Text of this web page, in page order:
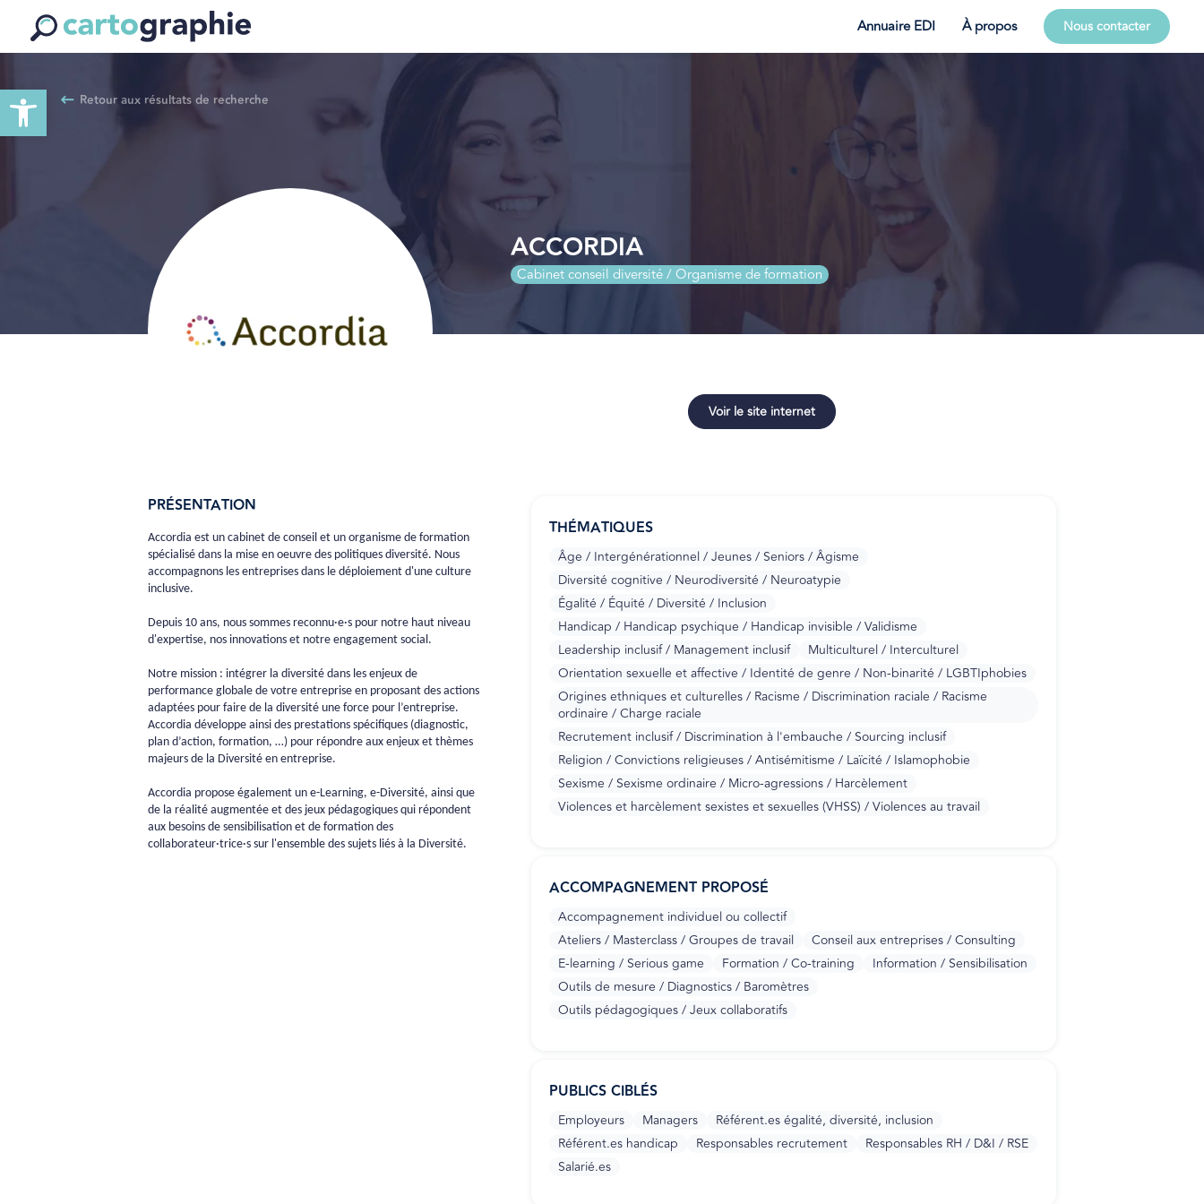
Ouvrir la barre d’outils
Annuaire EDI À propos Nous contacter
Retour aux résultats de recherche
ACCORDIA
Cabinet conseil diversité / Organisme de formation
Voir le site internet
PRÉSENTATION
Accordia est un cabinet de conseil et un organisme de formation
spécialisé dans la mise en oeuvre des politiques diversité. Nous
accompagnons les entreprises dans le déploiement d'une culture
inclusive.
Depuis 10 ans, nous sommes reconnu·e·s pour notre haut niveau
d'expertise, nos innovations et notre engagement social.
Notre mission : intégrer la diversité dans les enjeux de
performance globale de votre entreprise en proposant des actions
adaptées pour faire de la diversité une force pour l’entreprise.
Accordia développe ainsi des prestations spécifiques (diagnostic,
plan d’action, formation, …) pour répondre aux enjeux et thèmes
majeurs de la Diversité en entreprise.
Accordia propose également un e-Learning, e-Diversité, ainsi que
de la réalité augmentée et des jeux pédagogiques qui répondent
aux besoins de sensibilisation et de formation des
collaborateur·trice·s sur l'ensemble des sujets liés à la Diversité.
THÉMATIQUES
Âge / Intergénérationnel / Jeunes / Seniors / Âgisme
Diversité cognitive / Neurodiversité / Neuroatypie
Égalité / Équité / Diversité / Inclusion
Handicap / Handicap psychique / Handicap invisible / Validisme
Leadership inclusif / Management inclusif
Multiculturel / Interculturel
Orientation sexuelle et affective / Identité de genre / Non-binarité / LGBTIphobies
Origines ethniques et culturelles / Racisme / Discrimination raciale / Racisme
ordinaire / Charge raciale
Recrutement inclusif / Discrimination à l'embauche / Sourcing inclusif
Religion / Convictions religieuses / Antisémitisme / Laïcité / Islamophobie
Sexisme / Sexisme ordinaire / Micro-agressions / Harcèlement
Violences et harcèlement sexistes et sexuelles (VHSS) / Violences au travail
ACCOMPAGNEMENT PROPOSÉ
Accompagnement individuel ou collectif
Ateliers / Masterclass / Groupes de travail
Conseil aux entreprises / Consulting
E-learning / Serious game
Formation / Co-training
Information / Sensibilisation
Outils de mesure / Diagnostics / Baromètres
Outils pédagogiques / Jeux collaboratifs
PUBLICS CIBLÉS
Employeurs Managers
Référent.es égalité, diversité, inclusion
Référent.es handicap
Responsables recrutement
Responsables RH / D&I / RSE
Salarié.es